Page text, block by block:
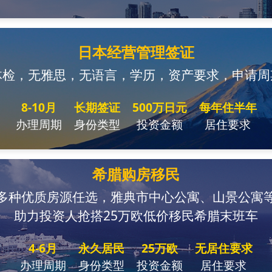
日本经营管理签证
，无雅思，无语言，学历，资产要求，申请
8-10月
办理周期
长期签证
身份类型
500万日元
投资金额
每年住半年
居住要求
希腊购房移民
种优质房源任选，雅典市中心公寓、山景公寓
助力投资人抢搭25万欧低价移民希腊末班车
4-6月
办理周期
永久居民
身份类型
25万欧
投资金额
无居住要求
居住要求